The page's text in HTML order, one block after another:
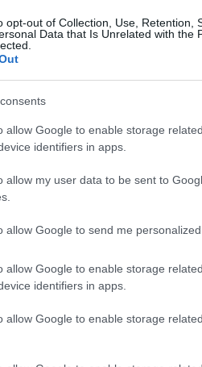
opt-out of Collection, Use, Retention,
Data that Is Unrelated with the
allow Google to enable storage
identifiers in apps.
allow my user data to be sent to
allow Google to send me personalized
allow Google to enable storage
identifiers in apps.
allow Google to enable storage
Kremli: Putina sarunas
ziņas, drīz tas sāks
Sārts publicē potenciālo
Ziņu sižets par it kā nošautu
intelekta radīts saturs –
kurš ir lielākais ieguvējs no
Krievijas lidlaukiem